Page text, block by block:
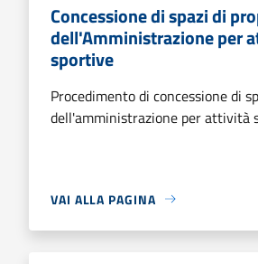
Concessione di spazi di
dell'Amministrazione per
sportive
Procedimento di concessione di
dell'amministrazione per attività
VAI ALLA PAGINA